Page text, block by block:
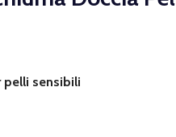
pelli sensibili